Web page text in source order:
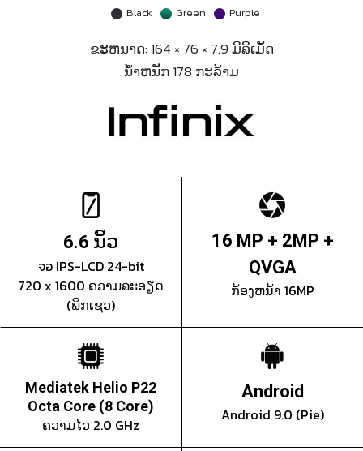
Black Green Purple
ຂະຫນາດ: 164 × 76 × 7.9 ມິລິເມັດ
ນ້ຳຫນັກ 178 ກະລ້າມ
6.6 ນິ້ວ
จอ IPS-LCD 24-bit
720 x 1600 ຄວາມລະອຽດ
(ພິກເຊວ)
16 MP + 2MP +
QVGA
ກ້ອງຫນ້າ 16MP
Mediatek Helio P22
Octa Core (8 Core)
ຄວາມໄວ 2.0 GHz
Android
Android 9.0 (Pie)